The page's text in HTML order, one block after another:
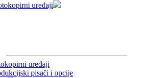
uređaji
uređaji
pisači i opcije